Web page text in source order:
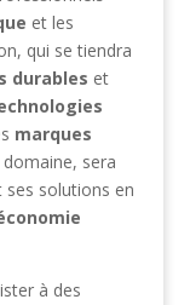
et les
qui se tiendra
durables et
marques
sera
solutions en
à des